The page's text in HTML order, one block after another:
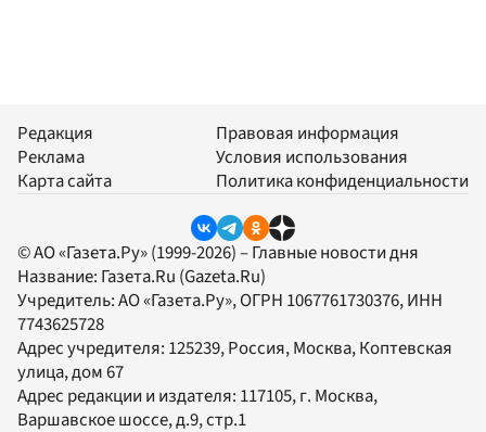
Редакция
Реклама
Карта сайта
Правовая информация
Условия использования
Политика конфиденциальности
© АО «Газета.Ру» (1999-2026) – Главные новости дня
Название: Газета.Ru (Gazeta.Ru)
Учредитель:АО «Газета.Ру», ОГРН 1067761730376, ИНН
7743625728
Адрес учредителя: 125239, Россия, Москва, Коптевская
улица, дом 67
Адрес редакции и издателя: 117105, г. Москва,
Варшавское шоссе, д.9, стр.1